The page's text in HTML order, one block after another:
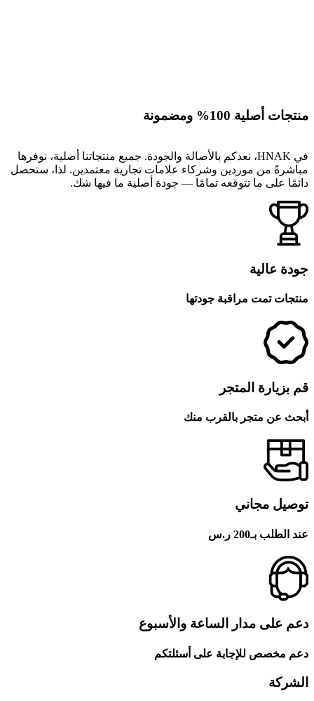
منتجات أصلية 100% ومضمونة
في HNAK، نعدكم بالأصالة والجودة. جميع منتجاتنا أصلية، نوفرها
مباشرةً من موردين وشركاء علامات تجارية معتمدين. لذا، ستحصل
دائمًا على ما تتوقعه تمامًا — جودة أصلية ما فيها شك.
جودة عالية
منتجات تمت مراقبة جودتها
قم بزيارة المتجر
أبحث عن متجر بالقرب منك
توصيل مجاني
عند الطلب بـ200 ر.س
دعم على مدار الساعة والأسبوع
دعم مخصص للإجابة على أسئلتكم
الشركة